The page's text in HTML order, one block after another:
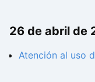
26 de abril de
Atención al uso